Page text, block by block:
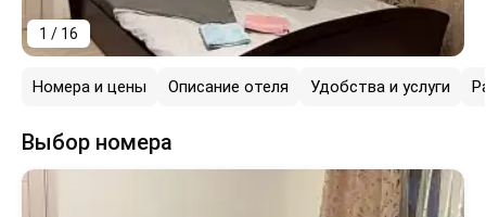
1 / 16
Номера и цены Описание отеля Удобства и услуги
Выбор номера